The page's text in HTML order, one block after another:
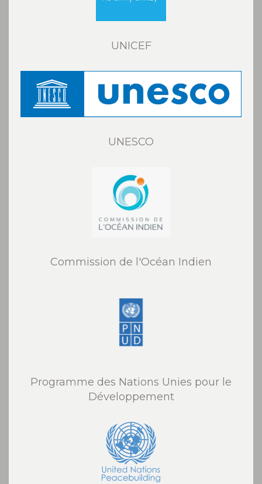
UNICEF
UNESCO
Commission de l'Océan Indien
Programme des Nations Unies pour le
Développement